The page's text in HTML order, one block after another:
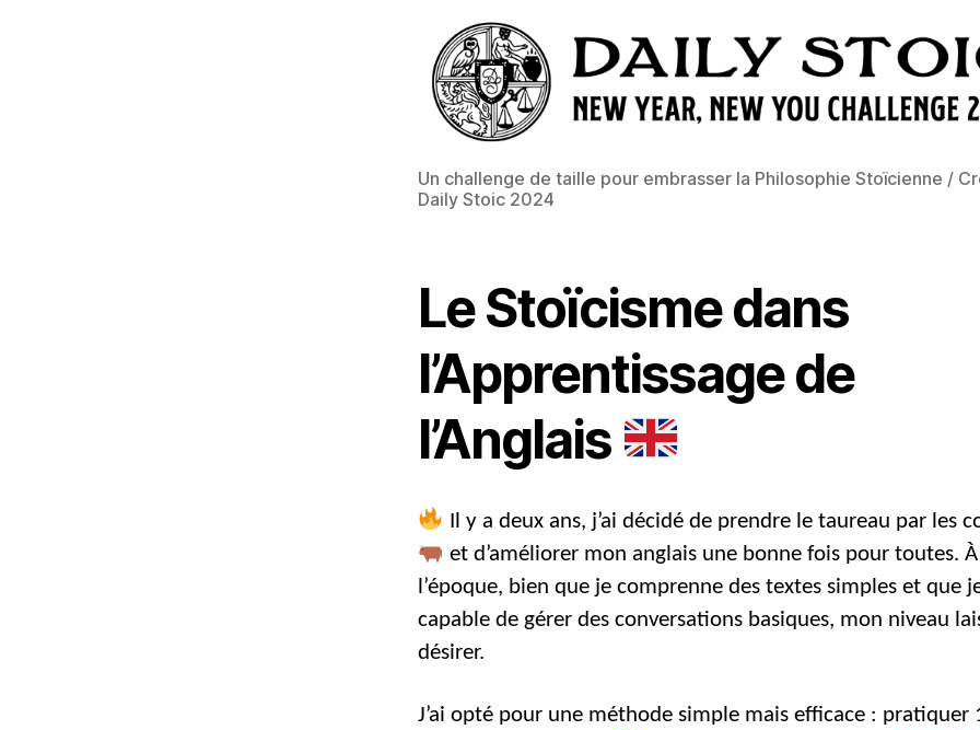
Un challenge de taille pour embrasser la Philosophie Stoïcienne /
Daily Stoic 2024
Le Stoïcisme dans
l’Apprentissage de
l’Anglais
Il y a deux ans, j’ai décidé de prendre le taureau par les
et d’améliorer mon anglais une bonne fois pour toutes. À
l’époque, bien que je comprenne des textes simples et que
capable de gérer des conversations basiques, mon niveau
désirer.
J’ai opté pour une méthode simple mais efficace : pratiquer